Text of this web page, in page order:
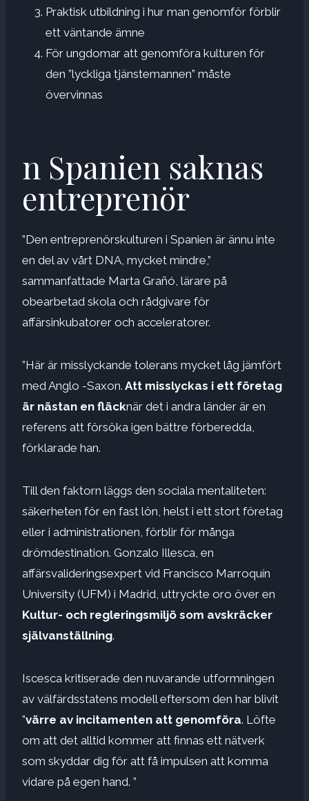
Praktisk utbildning i hur man genomför förblir
ett väntande ämne
För ungdomar att genomföra kulturen för
den ”lyckliga tjänstemannen” måste
övervinnas
n Spanien saknas
entreprenör
”Den entreprenörskulturen i Spanien är ännu inte
en del av vårt DNA, mycket mindre,”
sammanfattade Marta Grañó, lärare på
obearbetad skola och rådgivare för
affärsinkubatorer och acceleratorer.
”Här är misslyckande tolerans mycket låg jämfört
med Anglo -Saxon. Att misslyckas i ett företag
är nästan en fläcknär det i andra länder är en
referens att försöka igen bättre förberedda,
förklarade han.
Till den faktorn läggs den sociala mentaliteten:
säkerheten för en fast lön, helst i ett stort företag
eller i administrationen, förblir för många
drömdestination. Gonzalo Illesca, en
affärsvalideringsexpert vid Francisco Marroquín
University (UFM) i Madrid, uttryckte oro över en
Kultur- och regleringsmiljö som avskräcker
självanställning.
Iscesca kritiserade den nuvarande utformningen
av välfärdsstatens modell eftersom den har blivit
”värre av incitamenten att genomföra. Löfte
om att det alltid kommer att finnas ett nätverk
som skyddar dig för att få impulsen att komma
vidare på egen hand. ”